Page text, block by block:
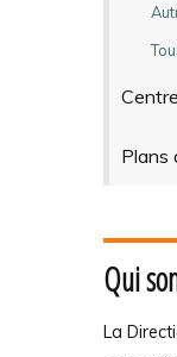
Plans
Qui
La